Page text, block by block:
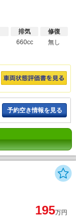
排気
660cc
修復
無し
予約空き情報を見る
195万円